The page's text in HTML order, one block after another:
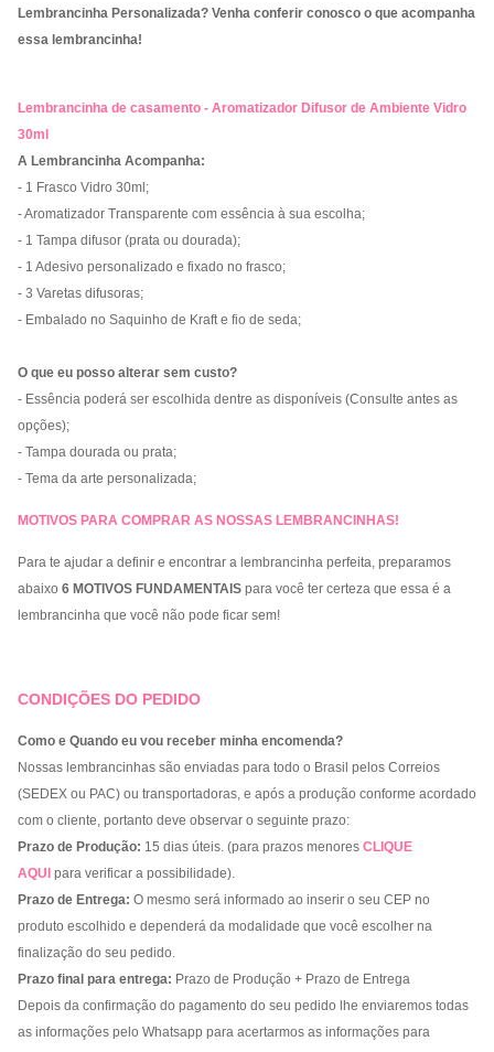
Lembrancinha Personalizada? Venha conferir conosco o que acompanha
essa lembrancinha!
Lembrancinha de casamento - Aromatizador Difusor de Ambiente Vidro
30ml
A Lembrancinha Acompanha:
- 1 Frasco Vidro 30ml;
- Aromatizador Transparente com essência à sua escolha;
- 1 Tampa difusor (prata ou dourada);
- 1 Adesivo personalizado e fixado no frasco;
- 3 Varetas difusoras;
- Embalado no Saquinho de Kraft e fio de seda;
O que eu posso alterar sem custo?
- Essência poderá ser escolhida dentre as disponíveis (Consulte antes as
opções);
- Tampa dourada ou prata;
- Tema da arte personalizada;
MOTIVOS PARA COMPRAR AS NOSSAS LEMBRANCINHAS!
Para te ajudar a definir e encontrar a lembrancinha perfeita, preparamos
abaixo 6 MOTIVOS FUNDAMENTAIS para você ter certeza que essa é a
lembrancinha que você não pode ficar sem!
CONDIÇÕES DO PEDIDO
Como e Quando eu vou receber minha encomenda?
Nossas lembrancinhas são enviadas para todo o Brasil pelos Correios
(SEDEX ou PAC) ou transportadoras, e após a produção conforme acordado
com o cliente, portanto deve observar o seguinte prazo:
Prazo de Produção: 15 dias úteis. (para prazos menores CLIQUE
AQUI para verificar a possibilidade).
Prazo de Entrega: O mesmo será informado ao inserir o seu CEP no
produto escolhido e dependerá da modalidade que você escolher na
finalização do seu pedido.
Prazo final para entrega: Prazo de Produção + Prazo de Entrega
Depois da confirmação do pagamento do seu pedido lhe enviaremos todas
as informações pelo Whatsapp para acertarmos as informações para